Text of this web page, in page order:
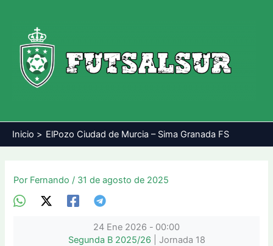
contenido
Inicio ElPozo Ciudad de Murcia – Sima Granada FS
Por Fernando/ 31 de agosto de 2025
24 Ene 2026 - 00:00
Segunda B 2025/26
| Jornada 18